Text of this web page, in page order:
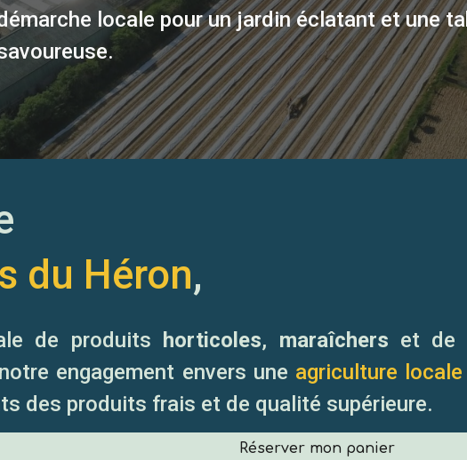
locale pour un jardin éclatant et une
du Héron,
de produits horticoles, maraîchers et de
engagement envers une agriculture locale
des produits frais et de qualité supérieure.
Réserver mon panier